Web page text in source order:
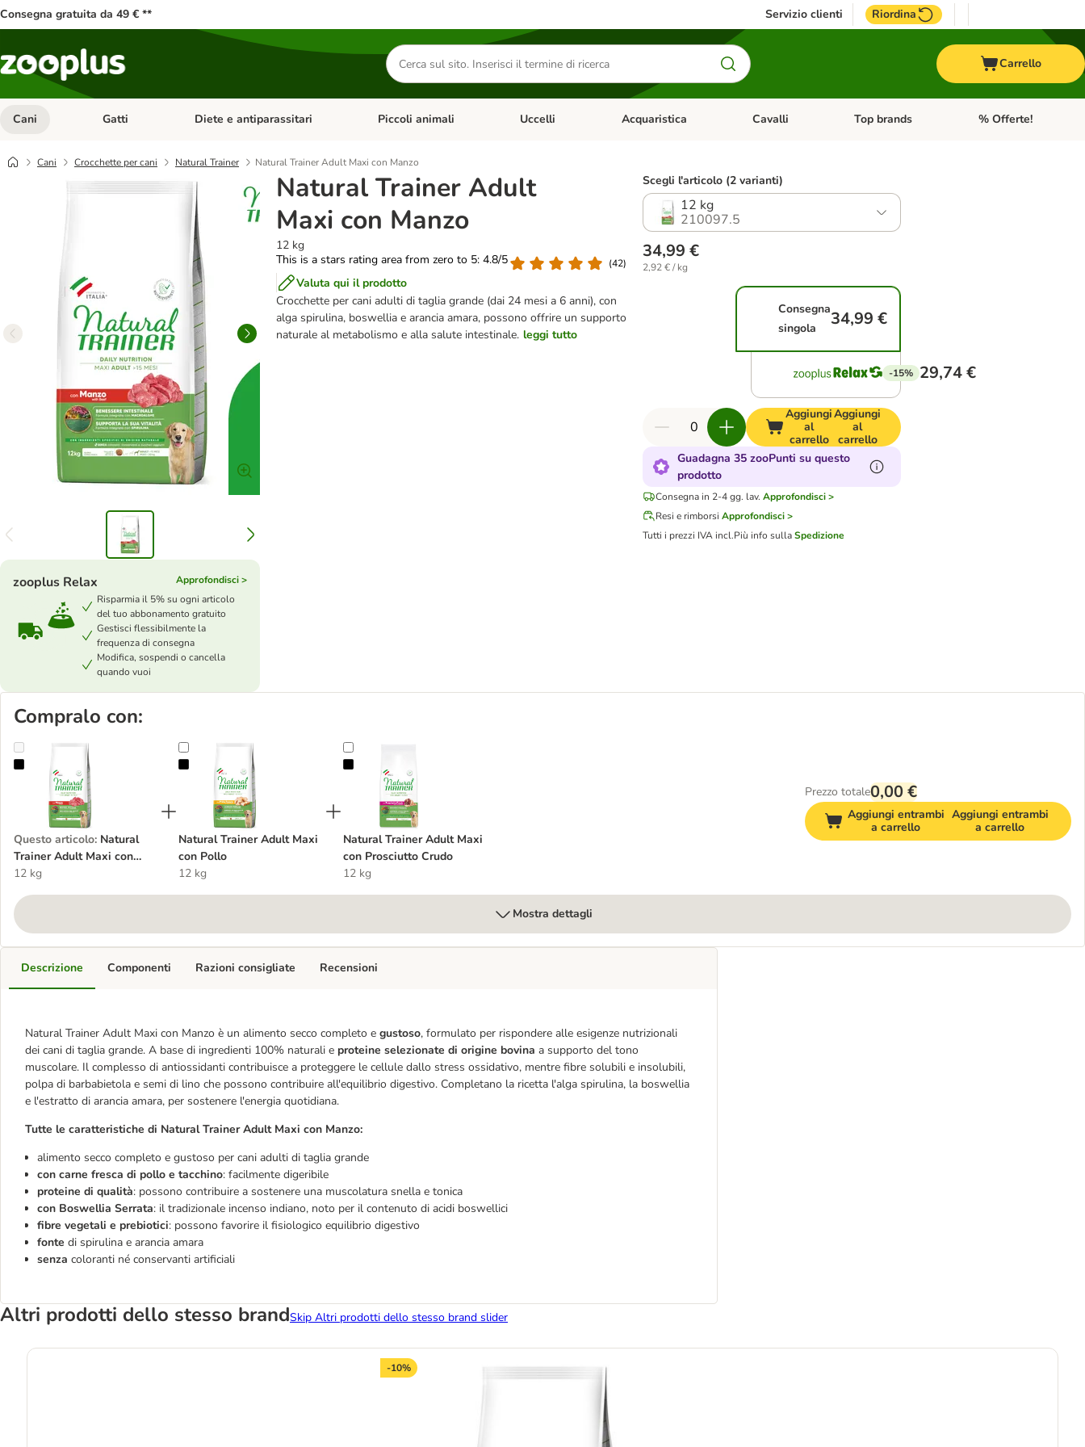
Consegna gratuita da 49 € ** Servizio clienti Riordina
Cerca
prodotti
Carrello
Cani Apri Menu Categoria: Cani
Gatti Apri Menu Categoria: Gatti
Diete e antiparassitari Apri Menu Categoria: Diete e antiparassitari
Piccoli animali Apri Menu Categoria: Piccoli animali
Uccelli Apri Menu Categoria: Uccelli
Acquaristica Apri Menu Categoria: Acquaristica
Cavalli Apri Menu Categoria: Cavalli
Top brands Apri Menu Categoria:
% Offerte!
Cani Crocchette per cani Natural Trainer Natural Trainer Adult Maxi con Manzo
Natural Trainer Adult
Maxi con Manzo
12 kg
This is a stars rating area from zero to 5: 4.8/5
(42)
Valuta qui il prodotto
Crocchette per cani adulti di taglia grande (dai 24 mesi a 6 anni), con
alga spirulina, boswellia e arancia amara, possono offrire un supporto
naturale al metabolismo e alla salute intestinale. leggi tutto
zooplus Relax
Approfondisci >
Risparmia il 5% su ogni articolo
del tuo abbonamento gratuito
Gestisci flessibilmente la
frequenza di consegna
Modifica, sospendi o cancella
quando vuoi
Scegli l'articolo (2 varianti)
12 kg
210097.5
34,99 €
2,92 € / kg
Consegna
singola
34,99 €
-15% 29,74 €
Aggiungi
al
carrello
Aggiungi
al
carrello
Guadagna 35 zooPunti su questo
prodotto
Consegna in 2-4 gg. lav. Approfondisci >
Resi e rimborsi Approfondisci >
Tutti i prezzi IVA incl.Più info sullaSpedizione
Compralo con:
Natural Trainer Adult Maxi con Manzo
Questo articolo: Natural
Trainer Adult Maxi con
Manzo
12 kg
Natural Trainer Adult Maxi con Pollo
Natural Trainer Adult Maxi
con Pollo
12 kg
Natural Trainer Adult Maxi con Prosciutto Crudo
Natural Trainer Adult Maxi
con Prosciutto Crudo
12 kg
Prezzo totale0,00 €
Aggiungi entrambi
a carrello
Aggiungi entrambi
a carrello
Mostra dettagli
Descrizione
Natural Trainer Adult Maxi con Manzo è un alimento secco completo e gustoso, formulato per rispondere alle esigenze nutrizionali
dei cani di taglia grande. A base di ingredienti 100% naturali e proteine selezionate di origine bovina a supporto del tono
muscolare. Il complesso di antiossidanti contribuisce a proteggere le cellule dallo stress ossidativo, mentre fibre solubili e insolubili,
polpa di barbabietola e semi di lino che possono contribuire all'equilibrio digestivo. Completano la ricetta l'alga spirulina, la boswellia
e l'estratto di arancia amara, per sostenere l'energia quotidiana.
Tutte le caratteristiche di Natural Trainer Adult Maxi con Manzo:
alimento secco completo e gustoso per cani adulti di taglia grande
con carne fresca di pollo e tacchino: facilmente digeribile
proteine di qualità: possono contribuire a sostenere una muscolatura snella e tonica
con Boswellia Serrata: il tradizionale incenso indiano, noto per il contenuto di acidi boswellici
fibre vegetali e prebiotici: possono favorire il fisiologico equilibrio digestivo
fonte di spirulina e arancia amara
senza coloranti né conservanti artificiali
Componenti Razioni consigliate Recensioni
Altri prodotti dello stesso brandSkip Altri prodotti dello stesso brand slider
-10%